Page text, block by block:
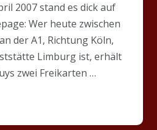
2007 stand es dick auf
Wer heute zwischen
der A1, Richtung Köln,
Limburg ist, erhält
zwei Freikarten …